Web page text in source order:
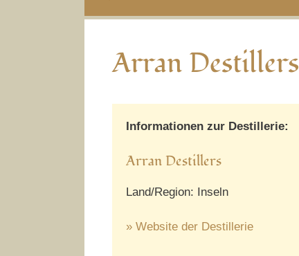
Arran Destillers
Informationen zur Destillerie:
Arran Destillers
Land/Region: Inseln
» Website der Destillerie